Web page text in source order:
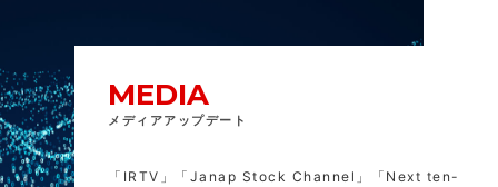
MEDIA
メディアアップデート
「IRTV」「Janap Stock Channel」「Next ten-